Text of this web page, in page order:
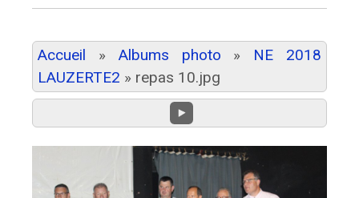
Accueil » Albums photo » NE 2018
LAUZERTE2 » repas 10.jpg